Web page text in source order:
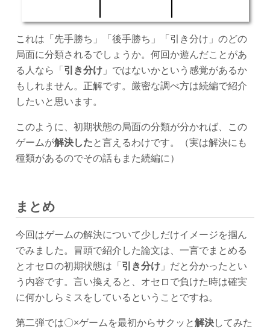
これは「先手勝ち」「後手勝ち」「引き分け」のどの
局面に分類されるでしょうか。何回か遊んだことがあ
る人なら「 引き分け」ではないかという感覚があるか
もしれません。正解です。厳密な調べ方は続編で紹介
したいと思います。
このように、初期状態の局面の分類が分かれば、この
ゲームが解決したと言えるわけです。（実は解決にも
種類があるのでその話もまた続編に）
まとめ
今回はゲームの解決について少しだけイメージを掴ん
でみました。冒頭で紹介した論文は、一言でまとめる
とオセロの初期状態は「 引き分け」だと分かったとい
う内容です。言い換えると、オセロで負けた時は確実
に何かしらミスをしているということですね。
第二弾では〇×ゲームを最初からサクッと解決してみた